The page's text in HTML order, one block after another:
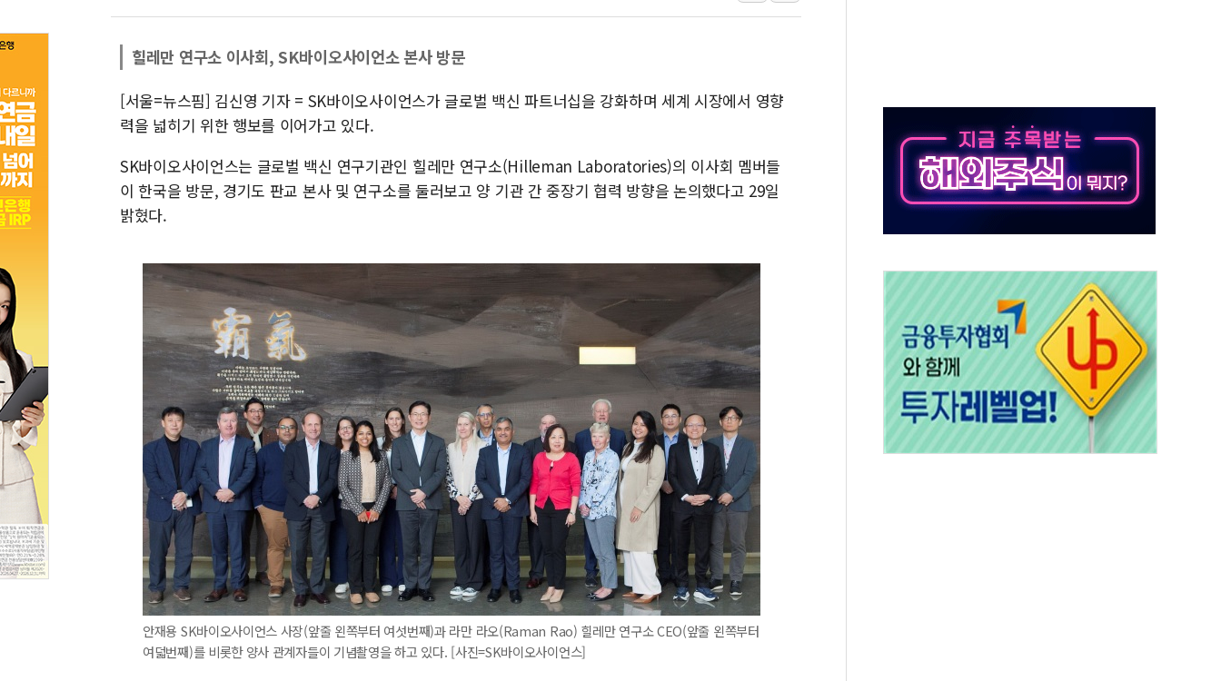
여야, 황희 '버스 하우스' 공방…野 "청년 우롱 기괴" vs 與 "송구한 해프닝"
與 "세제개편안 8월 말 당정 조율 완료…초고가·비거주 1주택 등 여론 수렴"
"AI가 먼저 알아채고 고친다"…LG유플러스, AI 홈네트워크 구현 첫발
힐레만 연구소 이사회, SK바이오사이언소 본사 방문
[서울=뉴스핌] 김신영 기자 = SK바이오사이언스가 글로벌 백신 파트너십을 강화하며 세계 시장에서 영향
력을 넓히기 위한 행보를 이어가고 있다.
SK바이오사이언스는 글로벌 백신 연구기관인 힐레만 연구소(Hilleman Laboratories)의 이사회 멤버들
이 한국을 방문, 경기도 판교 본사 및 연구소를 둘러보고 양 기관 간 중장기 협력 방향을 논의했다고 29일
밝혔다.
안재용 SK바이오사이언스 사장(앞줄 왼쪽부터 여섯번째)과 라만 라오(Raman Rao) 힐레만 연구소 CEO(앞줄 왼쪽부터
여덟번째)를 비롯한 양사 관계자들이 기념촬영을 하고 있다. [사진=SK바이오사이언스]